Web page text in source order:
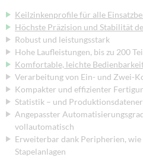
Keilzinkenprofile für alle
Höchste Präzision und Stabilität
Robust und leistungsstark
Hohe Laufleistungen, bis zu 200
Komfortable, leichte
Verarbeitung von Ein- und Zwei-
Kompakter und effizienter
Statistik – und
Angepasster
vollautomatisch
Erweiterbar dank Peripherien, wie
Stapelanlagen